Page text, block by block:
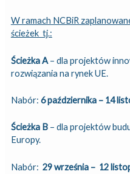
W ramach NCBiR
ścieżek tj.:
Ścieżka A– dla projektów
rozwiązania na rynek UE.
Nabór: 6 października – 14
Ścieżka B– dla projektów
Europy.
Nabór: 29 września – 12